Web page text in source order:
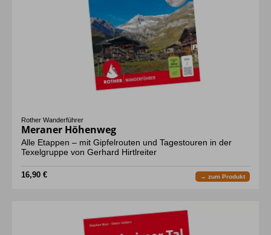
Rother Wanderführer
Meraner Höhenweg
Alle Etappen – mit Gipfelrouten und Tagestouren in der
Texelgruppe von Gerhard Hirtlreiter
16,90 € → zum Produkt